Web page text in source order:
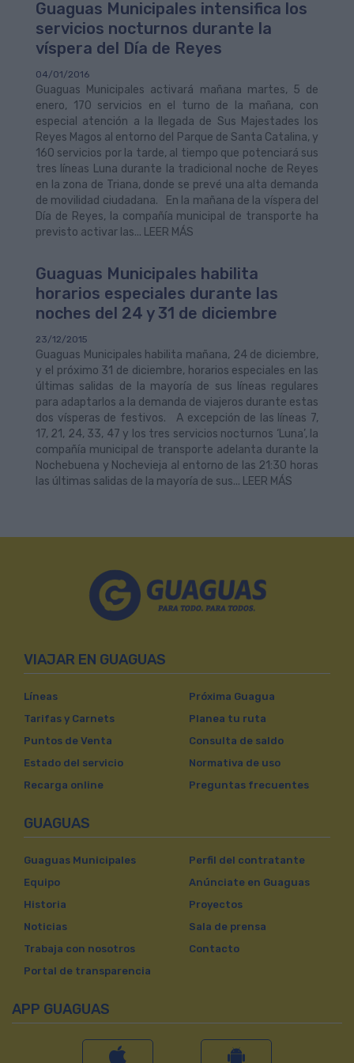
Guaguas Municipales intensifica los
servicios nocturnos durante la
víspera del Día de Reyes
04/01/2016
Guaguas Municipales activará mañana martes, 5 de
enero, 170 servicios en el turno de la mañana, con
especial atención a la llegada de Sus Majestades los
Reyes Magos al entorno del Parque de Santa Catalina, y
160 servicios por la tarde, al tiempo que potenciará sus
tres líneas Luna durante la tradicional noche de Reyes
en la zona de Triana, donde se prevé una alta demanda
de movilidad ciudadana. En la mañana de la víspera del
Día de Reyes, la compañía municipal de transporte ha
previsto activar las... LEER MÁS
Guaguas Municipales habilita
horarios especiales durante las
noches del 24 y 31 de diciembre
23/12/2015
Guaguas Municipales habilita mañana, 24 de diciembre,
y el próximo 31 de diciembre, horarios especiales en las
últimas salidas de la mayoría de sus líneas regulares
para adaptarlos a la demanda de viajeros durante estas
dos vísperas de festivos. A excepción de las líneas 7,
17, 21, 24, 33, 47 y los tres servicios nocturnos ‘Luna’, la
compañía municipal de transporte adelanta durante la
Nochebuena y Nochevieja al entorno de las 21:30 horas
las últimas salidas de la mayoría de sus... LEER MÁS
VIAJAR EN GUAGUAS
Líneas
Tarifas y Carnets
Puntos de Venta
Estado del servicio
Recarga online
Próxima Guagua
Planea tu ruta
Consulta de saldo
Normativa de uso
Preguntas frecuentes
GUAGUAS
Guaguas Municipales
Equipo
Historia
Noticias
Trabaja con nosotros
Portal de transparencia
Perfil del contratante
Anúnciate en Guaguas
Proyectos
Sala de prensa
Contacto
APP GUAGUAS